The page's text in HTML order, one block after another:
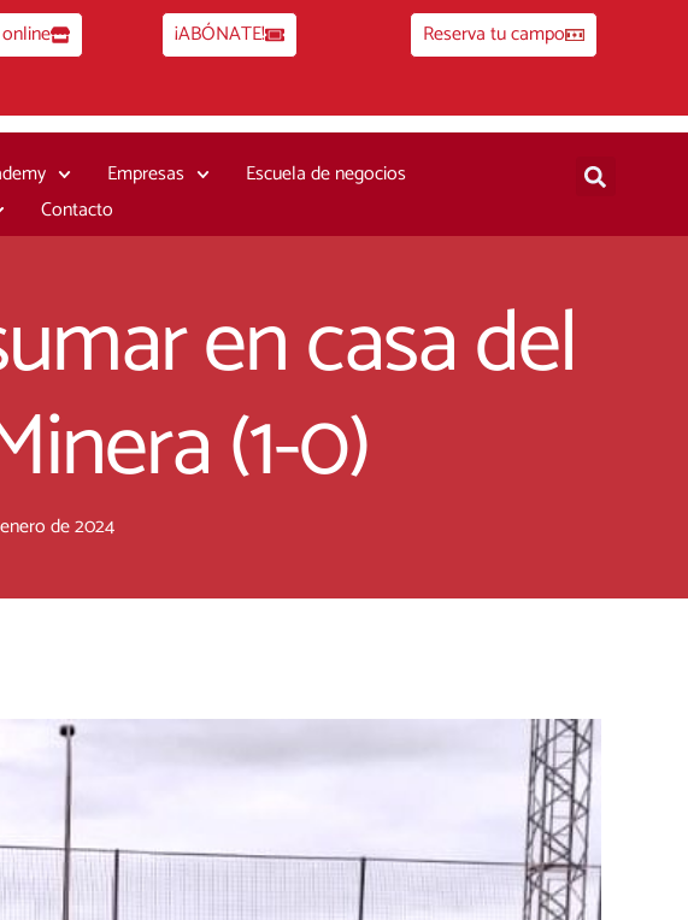
¡ABÓNATE! Reserva tu campo
Empresas
Escuela de negocios
Contacto
en casa del
(1-0)
de 2024